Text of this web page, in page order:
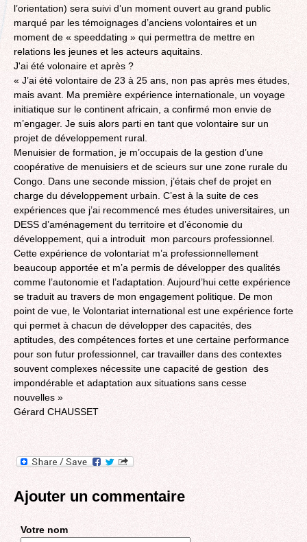
l’orientation) sera suivi d’un moment ouvert au grand public
marqué par les témoignages d’anciens volontaires et un
moment de « speeddating » qui permettra de mettre en
relations les jeunes et les acteurs aquitains.
J'ai été volonaire et après ?
« J’ai été volontaire de 23 à 25 ans, non pas après mes études,
mais avant. Ma première expérience internationale, un voyage
initiatique sur le continent africain, a confirmé mon envie de
m’engager. Je suis alors parti en tant que volontaire sur un
projet de développement rural.
Menuisier de formation, je m’occupais de la gestion d’une
coopérative de menuisiers et de scieurs sur une zone rurale du
Congo. Dans une seconde mission, j’étais chef de projet en
charge du développement urbain. C’est à la suite de ces
expériences que j’ai recommencé mes études universitaires, un
DESS d’aménagement du territoire et d’économie du
développement, qui a introduit mon parcours professionnel.
Cette expérience de volontariat m’a professionnellement
beaucoup apportée et m’a permis de développer des qualités
comme l’autonomie et l’adaptation. Aujourd’hui cette expérience
se traduit au travers de mon engagement politique. De mon
point de vue, le Volontariat international est une expérience forte
qui permet à chacun de développer des capacités, des
aptitudes, des compétences fortes et une certaine performance
pour son futur professionnel, car travailler dans des contextes
souvent complexes nécessite une capacité de gestion des
impondérable et adaptation aux situations sans cesse
nouvelles »
Gérard CHAUSSET
Ajouter un commentaire
Votre nom